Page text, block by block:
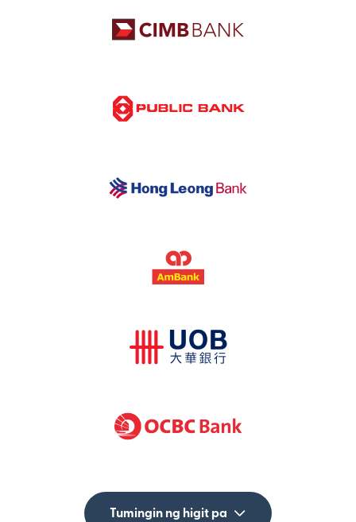
Tumingin ng higit pa